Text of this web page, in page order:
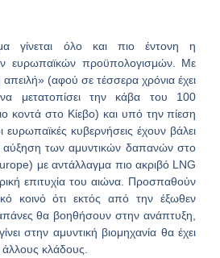
γίνεται όλο και πιο έντονη η
ευρωπαϊκών προϋπολογισμών. Με
απειλή» (αφού σε τέσσερα χρόνια έχει
μετατοπίσει την κάβα του 100
κοντά στο Κίεβο) και υπό την πίεση
κυβερνήσεις έχουν βάλει
των αμυντικών δαπανών στο
με αντάλλαγμα πιο ακριβό LNG
επιτυχία του αιώνα. Προσπαθούν
κοινό ότι εκτός από την έξωθεν
θα βοηθήσουν στην ανάπτυξη,
στην αμυντική βιομηχανία θα έχει
κλάδους.